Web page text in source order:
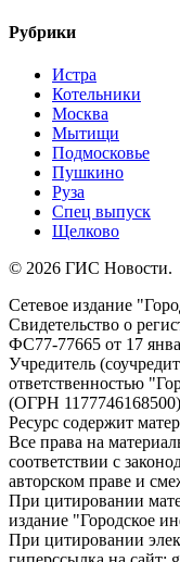
Рубрики
Истра
Котельники
Москва
Мытищи
Подмосковье
Пушкино
Руза
Спец выпуск
Щелково
© 2026 ГИС Новости.
Сетевое издание
Свидетельство о
ФС77-77665 от 17
Учредитель
ответственностью
(ОГРН 1177746168500)
Ресурс содержит
Все права на
соответствии с
авторском праве и
При цитировании
издание "Городское
При цитировании